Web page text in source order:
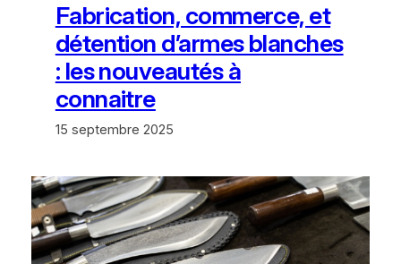
Fabrication, commerce, et
détention d’armes blanches
: les nouveautés à
connaitre
15 septembre 2025